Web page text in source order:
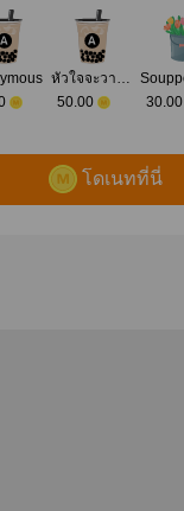
หัวใจจะวาย เพราะเจอผู้ชายหล่อ
50.00
30.00
โดเนทที่นี่